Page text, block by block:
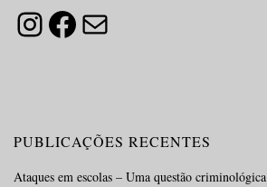
Instagram
Facebook
E-mail
PUBLICAÇÕES RECENTES
Ataques em escolas – Uma questão criminológica